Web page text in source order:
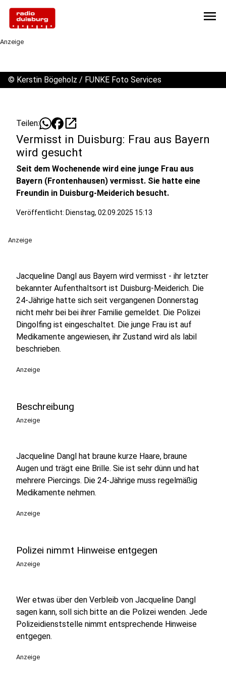
menu
Anzeige
© Kerstin Bögeholz / FUNKE Foto Services
Teilen: open_in_new
Vermisst in Duisburg: Frau aus Bayern
wird gesucht
Seit dem Wochenende wird eine junge Frau aus
Bayern (Frontenhausen) vermisst. Sie hatte eine
Freundin in Duisburg-Meiderich besucht.
Veröffentlicht: Dienstag, 02.09.2025 15:13
Anzeige
Jacqueline Dangl aus Bayern wird vermisst - ihr letzter
bekannter Aufenthaltsort ist Duisburg-Meiderich. Die
24-Jährige hatte sich seit vergangenen Donnerstag
nicht mehr bei bei ihrer Familie gemeldet. Die Polizei
Dingolfing ist eingeschaltet. Die junge Frau ist auf
Medikamente angewiesen, ihr Zustand wird als labil
beschrieben.
Anzeige
Beschreibung
Anzeige
Jacqueline Dangl hat braune kurze Haare, braune
Augen und trägt eine Brille. Sie ist sehr dünn und hat
mehrere Piercings. Die 24-Jährige muss regelmäßig
Medikamente nehmen.
Anzeige
Polizei nimmt Hinweise entgegen
Anzeige
Wer etwas über den Verbleib von Jacqueline Dangl
sagen kann, soll sich bitte an die Polizei wenden. Jede
Polizeidienststelle nimmt entsprechende Hinweise
entgegen.
Anzeige